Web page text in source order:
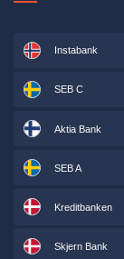
Instabank
SEB C
Aktia Bank
SEB A
Kreditbanken
Skjern Bank